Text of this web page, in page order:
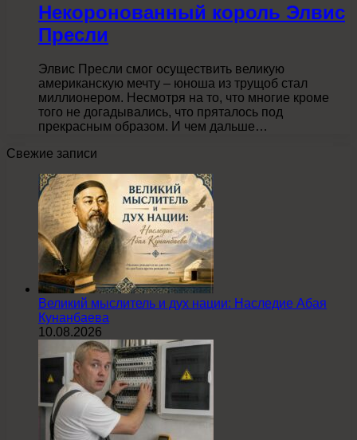
Некоронованный король Элвис
Пресли
Элвис Пресли смог осуществить великую
американскую мечту – юноша из трущоб стал
миллионером. Несмотря на то, что многие кроме
того не догадывались, что пряталось под
прекрасным образом. И чем дальше…
Свежие записи
Великий мыслитель и дух нации: Наследие Абая
Кунанбаева
10.08.2026